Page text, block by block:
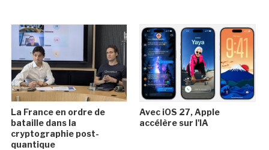
La France en ordre de
bataille dans la
cryptographie post-
quantique
Avec iOS 27, Apple
accélère sur l'IA